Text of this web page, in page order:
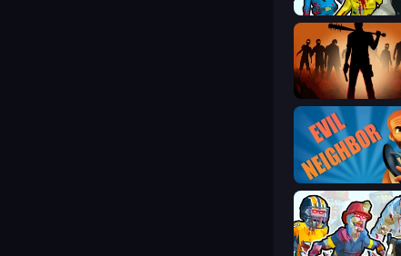
Zombies Shooter
Deads on the Road
Evil Neighbor